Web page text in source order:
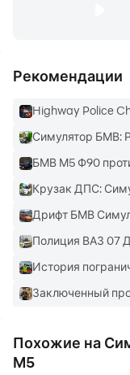
Рекомендации
Highway Police
Симулятор БМВ:
БМВ М5 Ф90
Крузак ДПС:
Дрифт БМВ
Полиция ВАЗ 07
История
Заключенный
Похожие на
М5